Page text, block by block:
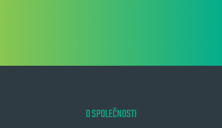
O SPOLEČNOSTI